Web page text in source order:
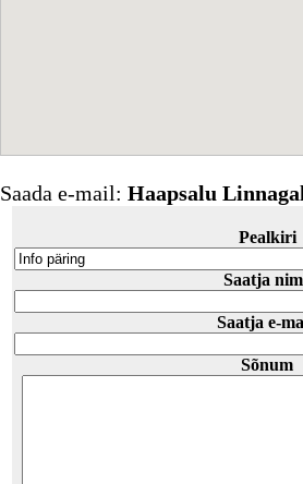
Saada e-mail: Haapsalu
Pealkiri
Saatja
Saatja e-
Sõnum